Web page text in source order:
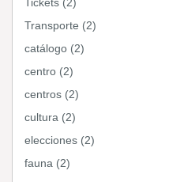
Transporte (2)
catálogo (2)
centro (2)
centros (2)
cultura (2)
elecciones (2)
fauna (2)